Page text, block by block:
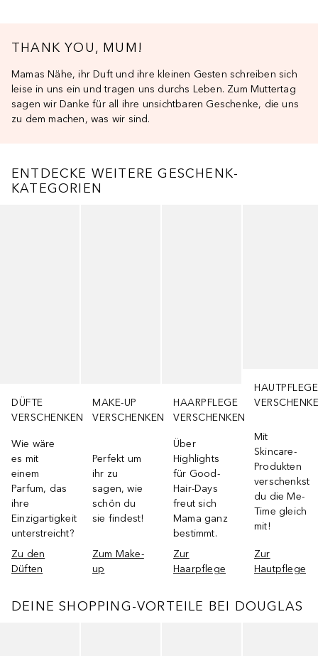
THANK YOU, MUM!
Mamas Nähe, ihr Duft und ihre kleinen Gesten schreiben sich
leise in uns ein und tragen uns durchs Leben. Zum Muttertag
sagen wir Danke für all ihre unsichtbaren Geschenke, die uns
zu dem machen, was wir sind.
ENTDECKE WEITERE GESCHENK-
KATEGORIEN
DÜFTE
VERSCHENKEN
Wie wäre
es mit
einem
Parfum, das
ihre
Einzigartigkeit
unterstreicht?
Zu den
Düften
MAKE-UP
VERSCHENKEN
Perfekt um
ihr zu
sagen, wie
schön du
sie findest!
Zum Make-
up
HAARPFLEGE
VERSCHENKEN
Über
Highlights
für Good-
Hair-Days
freut sich
Mama ganz
bestimmt.
Zur
Haarpflege
HAUTPFLEGE
Mit
Skincare-
Produkten
verschenkst
du die Me-
Time gleich
mit!
Zur
Hautpflege
DEINE SHOPPING-VORTEILE BEI DOUGLAS